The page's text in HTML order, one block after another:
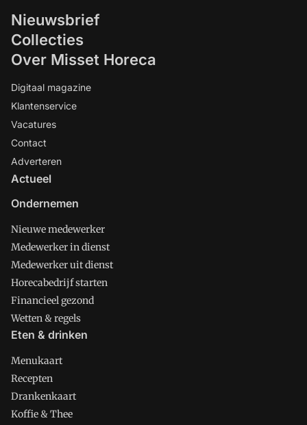
Nieuwsbrief
Collecties
Over Misset Horeca
Digitaal magazine
Klantenservice
Vacatures
Contact
Adverteren
Actueel
Ondernemen
Nieuwe medewerker
Medewerker in dienst
Medewerker uit dienst
Horecabedrijf starten
Financieel gezond
Wetten & regels
Eten & drinken
Menukaart
Recepten
Drankenkaart
Koffie & Thee